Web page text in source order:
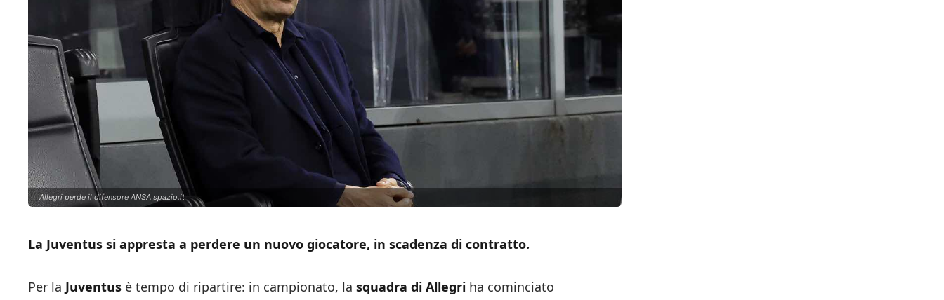
Allegri perde il difensore ANSA spazio.it
La Juventus si appresta a perdere un nuovo giocatore, in scadenza di contratto.
Per la Juventus è tempo di ripartire: in campionato, la squadra di Allegri ha cominciato